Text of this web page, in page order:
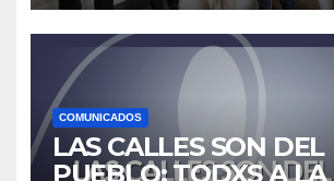
COMUNICADOS
LAS CALLES SON DEL
PUEBLO: TODXS A LA